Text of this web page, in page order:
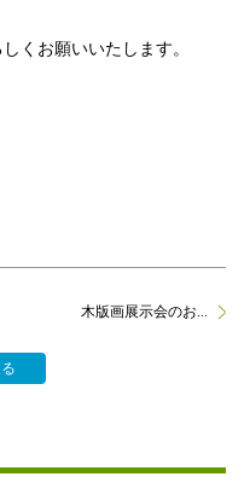
くお願いいたします。
木版画展示会のお...